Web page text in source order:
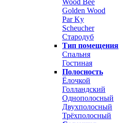
Wood Bee
Golden Wood
Par Ky
Scheucher
Стародуб
Тип помещения
Спальня
Гостиная
Полосность
Ёлочкой
Голландский
Однополосный
Двухполосный
Трёхполосный